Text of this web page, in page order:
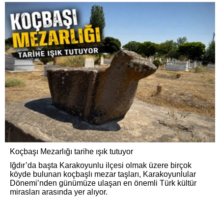
Koçbaşı Mezarlığı tarihe ışık tutuyor
Iğdır’da başta Karakoyunlu ilçesi olmak üzere birçok
köyde bulunan koçbaşlı mezar taşları, Karakoyunlular
Dönemi’nden günümüze ulaşan en önemli Türk kültür
mirasları arasında yer alıyor.